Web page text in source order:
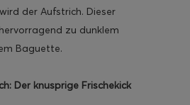
der Aufstrich. Dieser
zu dunklem
Baguette.
Der knusprige Frischekick